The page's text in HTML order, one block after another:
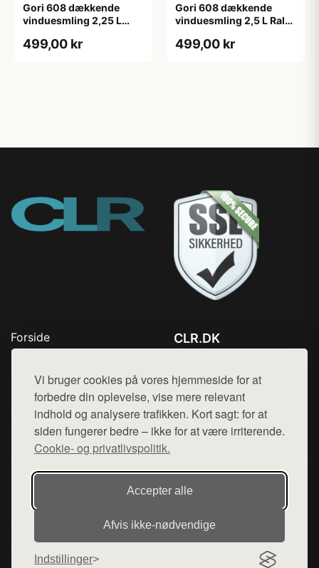
Vi bruger cookies på vores hjemmeside for at
forbedre din oplevelse, vise mere relevant
indhold og analysere trafikken. Kort sagt: for at
siden fungerer bedre – ikke for at være irriterende.
Cookie- og privatlivspolitik.
Accepter alle
Afvis ikke‑nødvendige
Indstillinger
Gori 608 dækkende
vinduesmling 2,25 L
499,00 kr
Gori 608 dækkende
vinduesmling 2,5 L Ral
499,00 kr
Forside
Produkter
Top Rabatter
Jotun maling
Kontakt
CLR.DK
Mail:hej@want.dk
Cookie- og privatlivspolitik
Denne side er en del af want.dk, der udgiver en række
hjemmesider med præsentation af forskellige produkter fra
diverse webshops. Der sælges ikke varer fra denne side - vi
varerne på lager.